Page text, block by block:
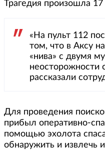
Трагедия произошла 17
«На пульт 112
том, что в Аксу
«нива» с двумя
неосторожности
рассказали
Для проведения
прибыл оперативно-
помощью эхолота
обнаружить и извлечь